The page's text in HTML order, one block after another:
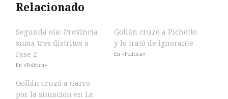
Relacionado
Segunda ola: Provincia
suma tres distritos a
Fase 2
En «Política»
Gollán cruzó a Pichetto
y lo trató de ignorante
En «Política»
Gollán cruzó a Garro
por la situación en La